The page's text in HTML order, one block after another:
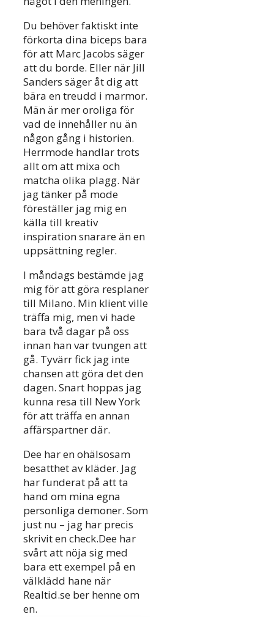
Du behöver faktiskt inte
förkorta dina biceps bara
för att Marc Jacobs säger
att du borde. Eller när Jill
Sanders säger åt dig att
bära en treudd i marmor.
Män är mer oroliga för
vad de innehåller nu än
någon gång i historien.
Herrmode handlar trots
allt om att mixa och
matcha olika plagg. När
jag tänker på mode
föreställer jag mig en
källa till kreativ
inspiration snarare än en
uppsättning regler.
I måndags bestämde jag
mig för att göra resplaner
till Milano. Min klient ville
träffa mig, men vi hade
bara två dagar på oss
innan han var tvungen att
gå. Tyvärr fick jag inte
chansen att göra det den
dagen. Snart hoppas jag
kunna resa till New York
för att träffa en annan
affärspartner där.
Dee har en ohälsosam
besatthet av kläder. Jag
har funderat på att ta
hand om mina egna
personliga demoner. Som
just nu – jag har precis
skrivit en check.Dee har
svårt att nöja sig med
bara ett exempel på en
välklädd hane när
Realtid.se ber henne om
en.